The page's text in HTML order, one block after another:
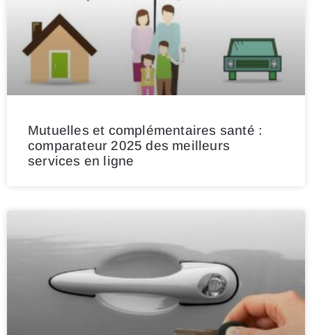
Mutuelles et complémentaires santé :
comparateur 2025 des meilleurs
services en ligne